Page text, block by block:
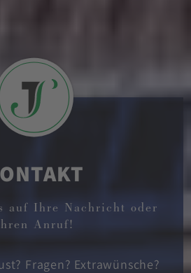
auf Ihre Nachricht oder
Anruf!
Fragen? Extrawünsche?